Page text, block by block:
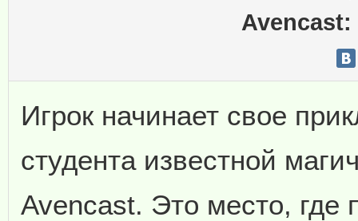
Avencast:
Игрок начинает свое
студента известной
Avencast. Это место, где